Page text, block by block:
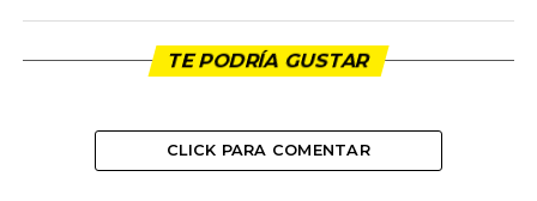
TE PODRÍA GUSTAR
CLICK PARA COMENTAR